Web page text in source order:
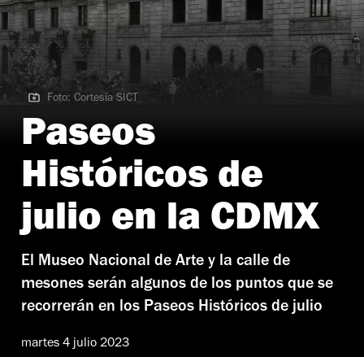
Foto: Cortesía SICT
Foto: Cortesía SICT
Paseos
Históricos de
julio en la CDMX
El Museo Nacional de Arte y la calle de
mesones serán algunos de los puntos que se
recorrerán en los Paseos Históricos de julio
martes 4 julio 2023